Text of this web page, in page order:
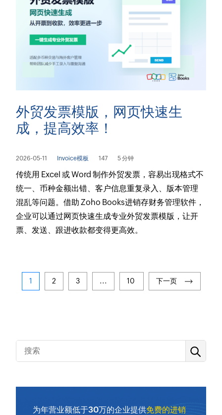
外贸发票模版，网页快速生
成，提高效率！
2026-05-11 Invoice模板 147 5 分钟
传统用 Excel 或 Word 制作外贸发票，容易出现格式不
统一、币种金额出错、客户信息重复录入、版本管理
混乱等问题。借助 Zoho Books进销存财务管理软件，
企业可以通过网页快速生成专业外贸发票模版，让开
票、发送、跟进收款都变得更高效。
1 2 3 ... 10 下一页
为年营业额低于30万的企业提供免费的进销